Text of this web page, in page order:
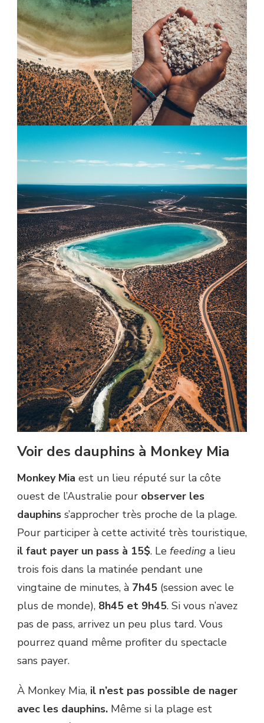
Voir des dauphins à Monkey Mia
Monkey Mia est un lieu réputé sur la côte
ouest de l’Australie pour observer les
dauphins s’approcher très proche de la plage.
Pour participer à cette activité très touristique,
il faut payer un pass à 15$. Le feeding a lieu
trois fois dans la matinée pendant une
vingtaine de minutes, à 7h45 (session avec le
plus de monde), 8h45 et 9h45. Si vous n’avez
pas de pass, arrivez un peu plus tard. Vous
pourrez quand même profiter du spectacle
sans payer.
À Monkey Mia, il n’est pas possible de nager
avec les dauphins. Même si la plage est